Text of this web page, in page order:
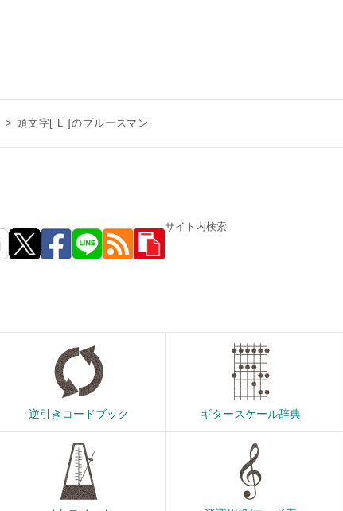
頭文字[ L ]のブルースマン
サイト内検索
逆引きコードブック ギタースケール辞典